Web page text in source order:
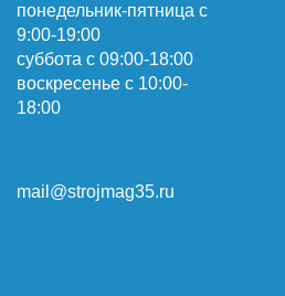
понедельник-пятница с
9:00-19:00
суббота c 09:00-18:00
воскресенье с 10:00-
18:00
mail@strojmag35.ru